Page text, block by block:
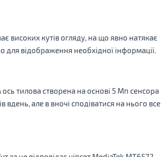
високих кутів огляду, на що явно натякає
для відображення необхідної інформації.
тилова створена на основі 5 Мп сенсора
але в вночі сподіватися на нього все